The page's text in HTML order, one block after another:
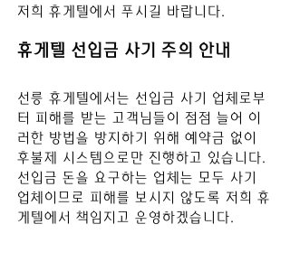
저희 휴게텔에서 푸시길 바랍니다.
휴게텔 선입금 사기 주의 안내
선릉 휴게텔에서는 선입금 사기 업체로부
터 피해를 받는 고객님들이 점점 늘어 이
러한 방법을 방지하기 위해 예약금 없이
후불제 시스템으로만 진행하고 있습니다.
선입금 돈을 요구하는 업체는 모두 사기
업체이므로 피해를 보시지 않도록 저희 휴
게텔에서 책임지고 운영하겠습니다.